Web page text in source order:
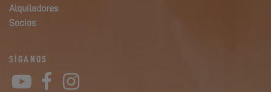
Alquiladores
Socios
SÍGANOS
YouTube
Facebook
Instagram